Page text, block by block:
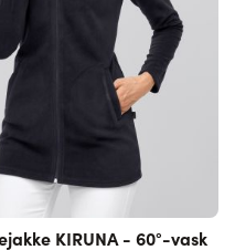
KIRUNA - 60°-vask